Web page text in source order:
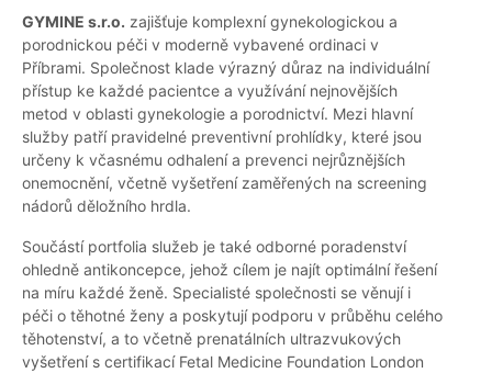
GYMINE s.r.o. zajišťuje komplexní gynekologickou a
porodnickou péči v moderně vybavené ordinaci v
Příbrami. Společnost klade výrazný důraz na individuální
přístup ke každé pacientce a využívání nejnovějších
metod v oblasti gynekologie a porodnictví. Mezi hlavní
služby patří pravidelné preventivní prohlídky, které jsou
určeny k včasnému odhalení a prevenci nejrůznějších
onemocnění, včetně vyšetření zaměřených na screening
nádorů děložního hrdla.
Součástí portfolia služeb je také odborné poradenství
ohledně antikoncepce, jehož cílem je najít optimální řešení
na míru každé ženě. Specialisté společnosti se věnují i
péči o těhotné ženy a poskytují podporu v průběhu celého
těhotenství, a to včetně prenatálních ultrazvukových
vyšetření s certifikací Fetal Medicine Foundation London